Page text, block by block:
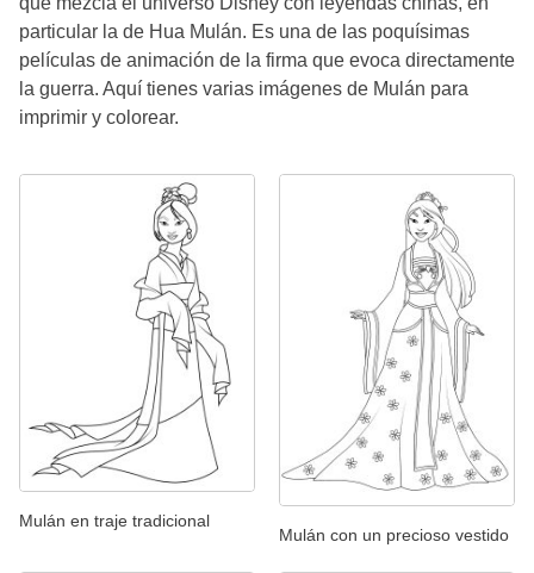
particular la de Hua Mulán. Es una de las poquísimas
películas de animación de la firma que evoca directamente
la guerra. Aquí tienes varias imágenes de Mulán para
imprimir y colorear.
Mulán en traje tradicional
Mulán con un precioso vestido